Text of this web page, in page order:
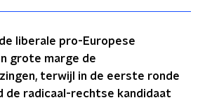
de liberale pro-Europese
grote marge de
terwijl in de eerste ronde
de radicaal-rechtse kandidaat